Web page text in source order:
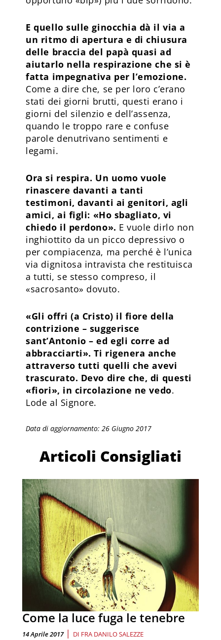
E quello sulle ginocchia dà il via a
un ritmo di apertura e di chiusura
delle braccia del papà quasi ad
aiutarlo nella respirazione che si è
fatta impegnativa per l’emozione.
Come a dire che, se per loro c’erano
stati dei giorni brutti, questi erano i
giorni del silenzio e dell’assenza,
quando le troppo rare e confuse
parole denutrivano sentimenti e
legami.
Ora si respira. Un uomo vuole
rinascere davanti a tanti
testimoni, davanti ai genitori, agli
amici, ai figli: «Ho sbagliato, vi
chiedo il perdono». E vuole dirlo non
inghiottito da un picco depressivo o
per compiacenza, ma perché è l’unica
via dignitosa intravista che restituisca
a tutti, se stesso compreso, il
«sacrosanto» dovuto.
«Gli offri (a Cristo) il fiore della
contrizione – suggerisce
sant’Antonio – ed egli corre ad
abbracciarti». Ti rigenera anche
attraverso tutti quelli che avevi
trascurato. Devo dire che, di questi
«fiori», in circolazione ne vedo.
Lode al Signore.
Data di aggiornamento: 26 Giugno 2017
Articoli Consigliati
Come la luce fuga le tenebre
14 Aprile 2017 | DI FRA DANILO SALEZZE